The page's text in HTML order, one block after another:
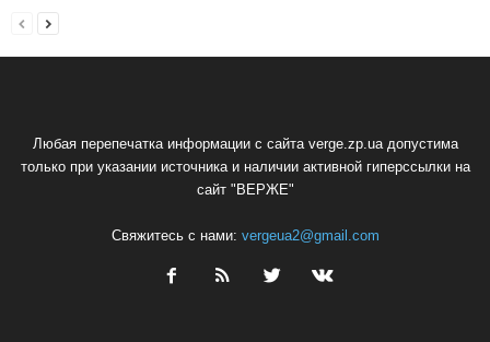
Любая перепечатка информации с сайта verge.zp.ua допустима
только при указании источника и наличии активной гиперссылки на
сайт "ВЕРЖЕ"
Свяжитесь с нами: vergeua2@gmail.com